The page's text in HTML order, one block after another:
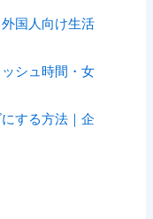
国人向け生活
シュ時間・女
する方法｜企